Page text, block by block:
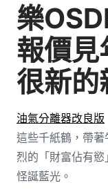
樂
報價見
很新的
油氣分離器改良版
這些千紙鶴，帶著
烈的「財富佔有
怪誕藍光。